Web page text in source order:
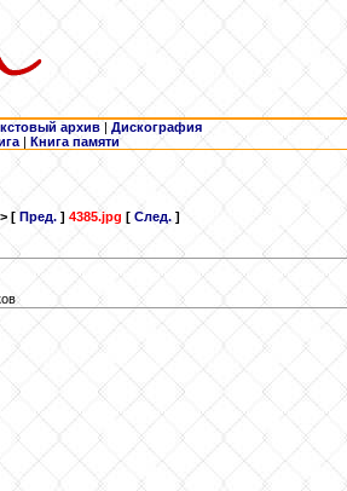
архив | Дискография
| Книга памяти
> [ Пред.] 4385.jpg [ След.]